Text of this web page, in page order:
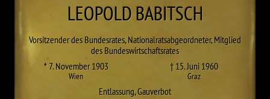
LEOPOLDBABITSCH
Vorsitzender des Bundesrates, Nationalratsabgeordneter, Mitglied
des Bundeswirtschaftsrates
* 7. November 1903
Wien
† 15. Juni 1960
Graz
Entlassung,Gauverbot